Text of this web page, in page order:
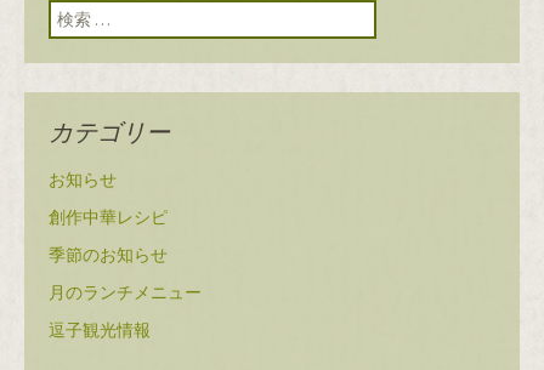
検索:
カテゴリー
お知らせ
創作中華レシピ
季節のお知らせ
月のランチメニュー
逗子観光情報